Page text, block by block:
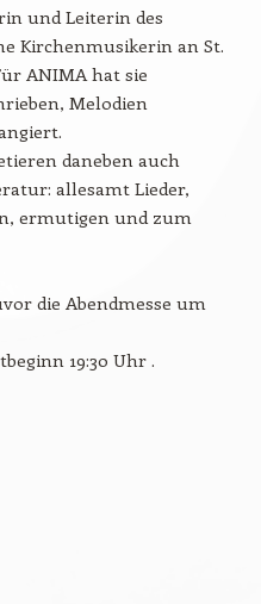
und Leiterin des
Kirchenmusikerin an St.
ANIMA hat sie
Melodien
daneben auch
allesamt Lieder,
ermutigen und zum
die Abendmesse um
19:30 Uhr .